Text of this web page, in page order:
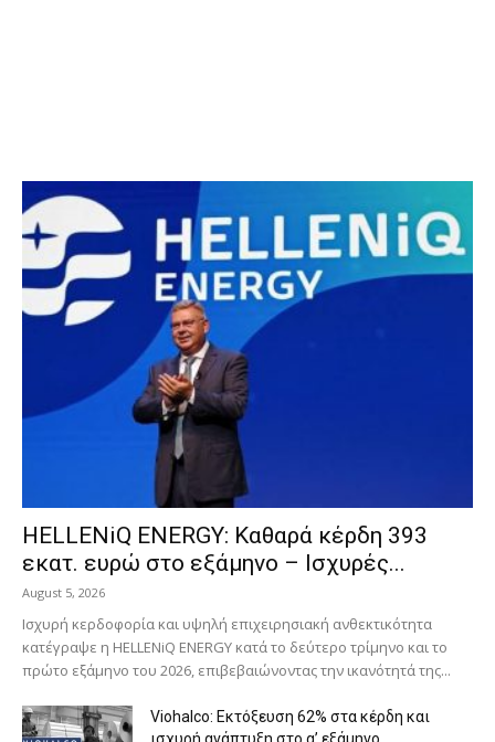
HELLENiQ ENERGY: Καθαρά κέρδη 393
εκατ. ευρώ στο εξάμηνο – Ισχυρές...
August 5, 2026
Ισχυρή κερδοφορία και υψηλή επιχειρησιακή ανθεκτικότητα
κατέγραψε η HELLENiQ ENERGY κατά το δεύτερο τρίμηνο και το
πρώτο εξάμηνο του 2026, επιβεβαιώνοντας την ικανότητά της...
Viohalco: Εκτόξευση 62% στα κέρδη και